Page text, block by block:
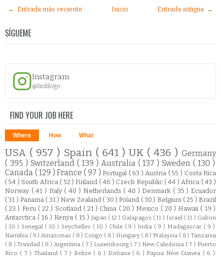
← Entrada más reciente Entrada antigua →
Inicio
SÍGUEME
Instagram
@bioblogo
FIND YOUR JOB HERE
Where How What
USA ( 957 ) Spain ( 641 )UK ( 436 )Germany
( 395 ) Switzerland ( 139 ) Australia ( 137 )Sweden( 130 )
Canada ( 129 )France ( 97 )Portugal ( 63 ) Austria ( 55 ) Costa Rica
( 54 ) South Africa ( 52 )Finland ( 46 ) Czech Republic ( 44 ) Africa ( 43 )
Norway ( 41 ) Italy ( 40 ) Netherlands ( 40 )Denmark ( 35 ) Ecuador
( 31 )Panamá ( 31 ) New Zealand ( 30 )Poland ( 30 ) Belgium ( 25 )Brazil
( 23 ) Peru ( 22 ) Scotland ( 21 ) China ( 20 ) Mexico ( 20 )Hawaii ( 19 )
Antarctica ( 16 ) Kenya ( 15 ) Japan ( 12 ) Galapagos ( 11 ) Israel ( 11 ) Gabon
( 10 ) Senegal ( 10 ) Seychelles ( 10 ) Chile ( 9 ) India ( 9 ) Madagascar ( 9 )
Namibia ( 9 ) Amazonas ( 8 ) Congo ( 8 ) Hungary ( 8 ) Malaysia ( 8 ) Tanzania
( 8 ) Trinidad ( 8 ) Argentina ( 7 ) Luxembourg ( 7 ) New Caledonia ( 7 ) Puerto
Rico ( 7 ) Thailand ( 7 ) Belize ( 6 ) Doñana ( 6 ) Papua New Guinea ( 6 )